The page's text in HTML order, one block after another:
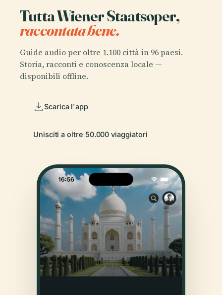
Tutta Wiener Staatsoper,
raccontata bene.
Guide audio per oltre 1.100 città in 96 paesi.
Storia, racconti e conoscenza locale —
disponibili offline.
Scarica l'app
Unisciti a oltre 50.000 viaggiatori